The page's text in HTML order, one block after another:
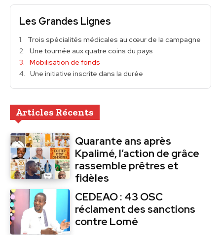
Les Grandes Lignes
Trois spécialités médicales au cœur de la campagne
Une tournée aux quatre coins du pays
Mobilisation de fonds
Une initiative inscrite dans la durée
Articles Récents
Quarante ans après
Kpalimé, l’action de grâce
rassemble prêtres et
fidèles
CEDEAO : 43 OSC
réclament des sanctions
contre Lomé